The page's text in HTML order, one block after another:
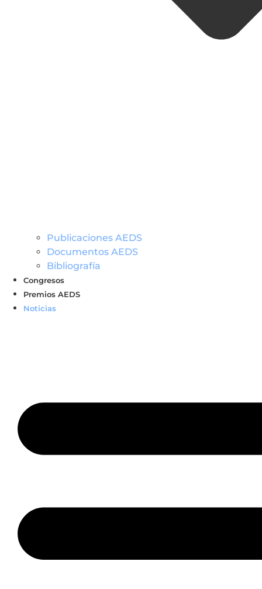
Publicaciones AEDS
Documentos AEDS
Bibliografía
Congresos
Premios AEDS
Noticias